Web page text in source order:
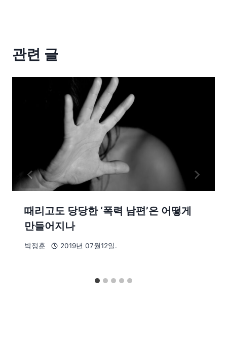
관련 글
때리고도 당당한 ‘폭력 남편’은 어떻게
만들어지나
박정훈 2019년 07월12일.